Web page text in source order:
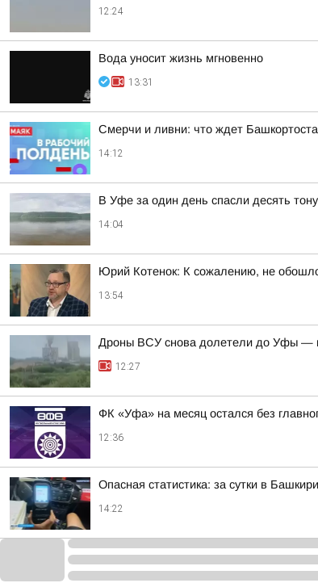
12:24
Вода уносит жизнь мгновенно
13:31
Смерчи и ливни: что ждет
14:12
В Уфе за один день спасли десять
14:04
Юрий Котенок: К сожалению, не
13:54
Дроны ВСУ снова долетели до Уфы —
12:27
ФК «Уфа» на месяц остался без
12:36
Опасная статистика: за сутки в
14:22